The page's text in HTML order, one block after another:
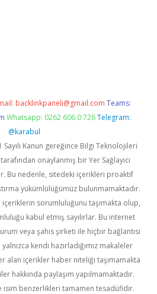
backlinkpaneli@gmail.com Teams:
Whatsapp: 0262 606 0 726 Telegram:
@karabul
Sayılı Kanun gereğince Bilgi Teknolojileri
onaylanmış bir Yer Sağlayıcı
Bu nedenle, sitedeki içerikleri proaktif
yükümlülüğümüz bulunmamaktadır.
içeriklerin sorumluluğunu taşımakta olup,
kabul etmiş sayılırlar. Bu internet
veya şahıs şirketi ile hiçbir bağlantısı
kendi hazırladığımız makaleler
alan içerikler haber niteliği taşımamakta
hakkında paylaşım yapılmamaktadır.
isim benzerlikleri tamamen tesadüfidir.